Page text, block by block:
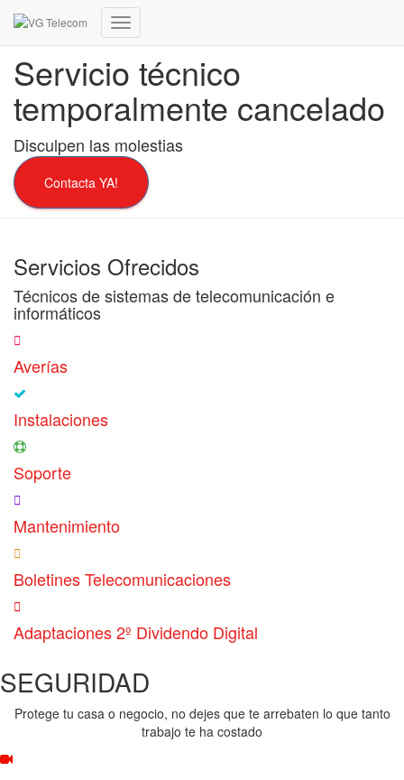
Cambiar
de
navegación
Servicio técnico
temporalmente cancelado
Disculpen las molestias
Contacta YA!
Servicios Ofrecidos
Técnicos de sistemas de telecomunicación e
informáticos
Averías
Instalaciones
Soporte
Mantenimiento
Boletines Telecomunicaciones
Adaptaciones 2º Dividendo Digital
SEGURIDAD
Protege tu casa o negocio, no dejes que te arrebaten lo que tanto
trabajo te ha costado